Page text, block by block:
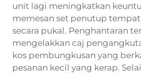
unit lagi meningkatkan
memesan set penutup
secara pukal. Penghantaran
mengelakkan caj
kos pembungkusan yang
pesanan kecil yang kerap.